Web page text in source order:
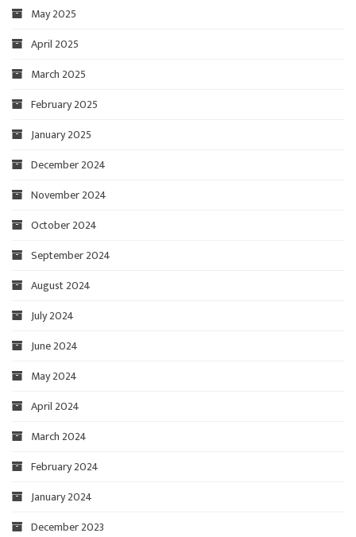
May 2025
April 2025
March 2025
February 2025
January 2025
December 2024
November 2024
October 2024
September 2024
August 2024
July 2024
June 2024
May 2024
April 2024
March 2024
February 2024
January 2024
December 2023